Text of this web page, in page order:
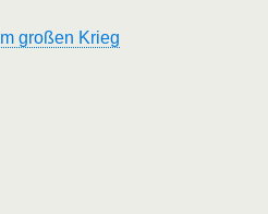
großen Krieg